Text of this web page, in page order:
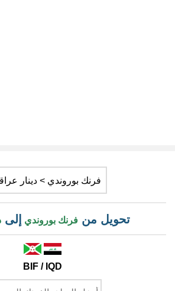
تحويل منفرنك بوروندي إلى
BIF / IQD